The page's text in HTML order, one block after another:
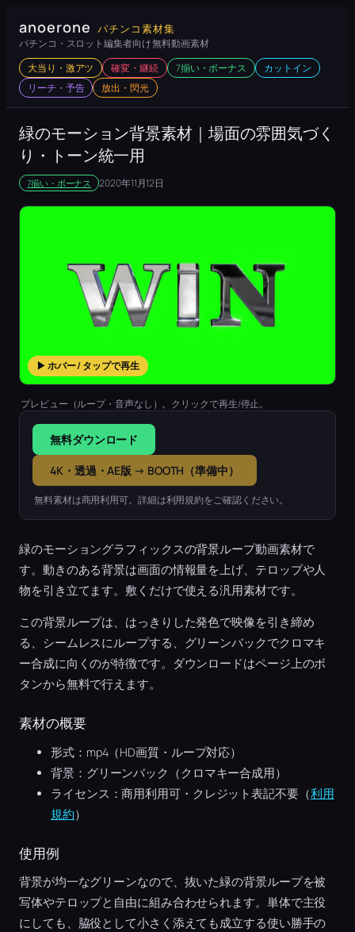
容
ス
キ
プ
anoerone パチンコ素材集
パチンコ・スロット編集者向け 無料動画素材
大当り・激アツ 確変・継続 7揃い・ボーナス
カットイン
リーチ・予告
放出・閃光
緑のモーション背景素材｜場面の雰囲気づく
り・トーン統一用
7揃い・ボーナス 2020年11月12日
▶ ホバー / タップで再生
プレビュー（ループ・音声なし）。クリックで再生/停止。
無料ダウンロード
4K・透過・AE版 → BOOTH（準備中）
無料素材は商用利用可。詳細は利用規約をご確認ください。
緑のモーショングラフィックスの背景ループ動画素材で
す。動きのある背景は画面の情報量を上げ、テロップや人
物を引き立てます。敷くだけで使える汎用素材です。
この背景ループは、はっきりした発色で映像を引き締め
る、シームレスにループする、グリーンバックでクロマキ
ー合成に向くのが特徴です。ダウンロードはページ上のボ
タンから無料で行えます。
素材の概要
形式：mp4（HD画質・ループ対応）
背景：グリーンバック（クロマキー合成用）
ライセンス：商用利用可・クレジット表記不要（利用
規約）
使用例
背景が均一なグリーンなので、抜いた緑の背景ループを被
写体やテロップと自由に組み合わせられます。単体で主役
にしても、脇役として小さく添えても成立する使い勝手の